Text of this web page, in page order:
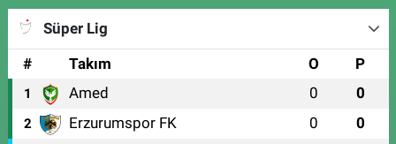
Süper Lig
#
Takım O P
1 Amed 0 0
2 Erzurumspor FK 0 0